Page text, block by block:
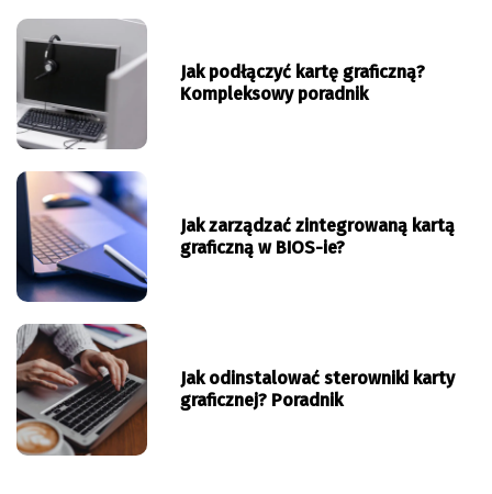
Jak podłączyć kartę graficzną?
Kompleksowy poradnik
Jak zarządzać zintegrowaną kartą
graficzną w BIOS-ie?
Jak odinstalować sterowniki karty
graficznej? Poradnik